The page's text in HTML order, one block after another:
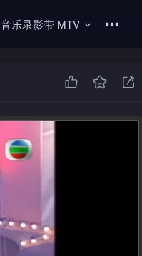
音乐录影带 MTV